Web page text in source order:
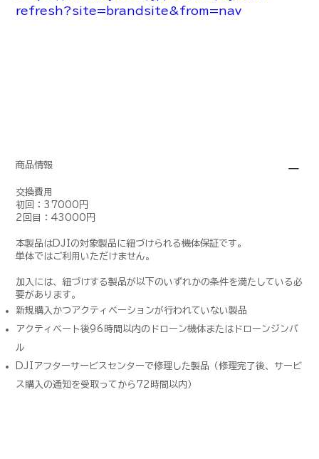
refresh?site=brandsite&from=nav
商品情報
交換費用
初回：37000円
2回目：43000円
本製品はDJIの対象製品に紐づけられる機体保証です。
単体ではご利用いただけません。
加入には、紐づけする製品が以下のいずれかの条件を満たしている必
要があります。
新規購入かつアクティベーションが行われていない製品
アクティベート後96時間以内のドローン機体またはドローンジンバ
ル
DJIアフターサービスセンターで修理した製品（修理完了後、サービ
ス購入の通知を受取ってから72時間以内）